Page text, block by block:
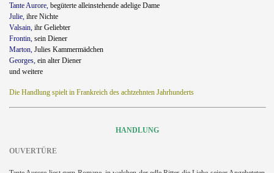
Tante Aurore, begüterte alleinstehende adelige Dame
Julie, ihre Nichte
Valsain, ihr Geliebter
Frontin, sein Diener
Marton, Julies Kammermädchen
Georges, ein alter Diener
und weitere
Die Handlung spielt in Frankreich des achtzehnten Jahrhunderts
HANDLUNG
OUVERTÜRE